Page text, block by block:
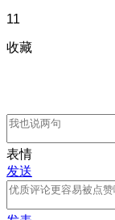
11
收藏
表情
发送